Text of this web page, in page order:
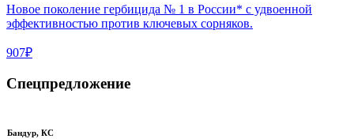
Новое поколение гербицида № 1 в России* с удвоенной
эффективностью против ключевых сорняков.
907₽
Спецпредложение
Бандур, КС